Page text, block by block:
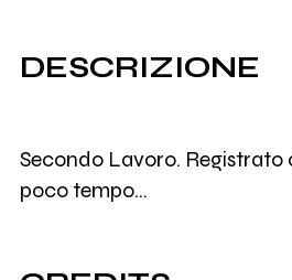
DESCRIZIONE
Secondo Lavoro. Registrato
poco tempo...